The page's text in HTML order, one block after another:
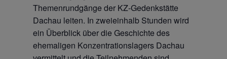
Themenrundgänge der KZ-Gedenkstätte
Dachau leiten. In zweieinhalb Stunden wird
ein Überblick über die Geschichte des
ehemaligen Konzentrationslagers Dachau